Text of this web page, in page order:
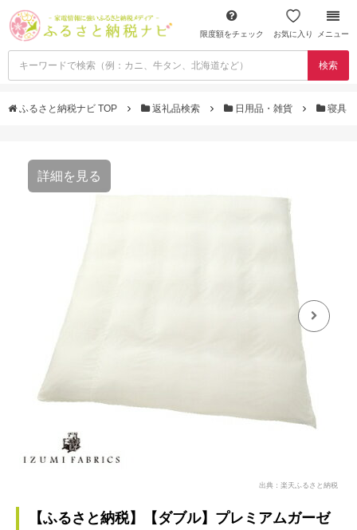
限度額をチェック お気に入り メニュー
検索
ふるさと納税ナビ TOP 返礼品検索 日用品・雑貨 寝具
詳細を見る
出典：楽天ふるさと納税
【ふるさと納税】【ダブル】プレミアムガーゼ